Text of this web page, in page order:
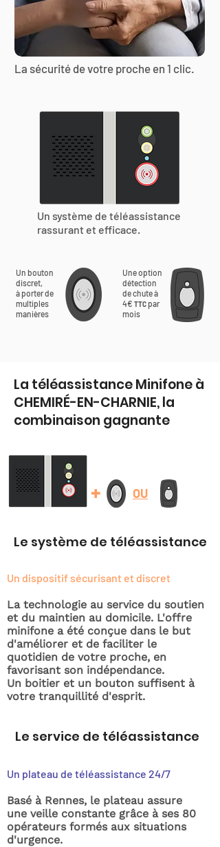
La sécurité de votre proche en 1 clic.
Un système de téléassistance
rassurant et efficace.
Un bouton
discret,
à porter de
multiples
manières
Une option
détection
de chute à
4€ TTC par
mois
La téléassistance Minifone à
CHEMIRÉ-EN-CHARNIE, la
combinaison gagnante
+ OU
Le système de téléassistance
Un dispositif sécurisant et discret
La technologie au service du soutien
et du maintien au domicile. L'offre
minifone a été conçue dans le but
d'améliorer et de faciliter le
quotidien de votre proche, en
favorisant son indépendance.
Un boitier et un bouton suffisent à
votre tranquillité d'esprit.
Le service de téléassistance
Un plateau de téléassistance 24/7
Basé à Rennes, le plateau assure
une veille constante grâce à ses 80
opérateurs formés aux situations
d'urgence.